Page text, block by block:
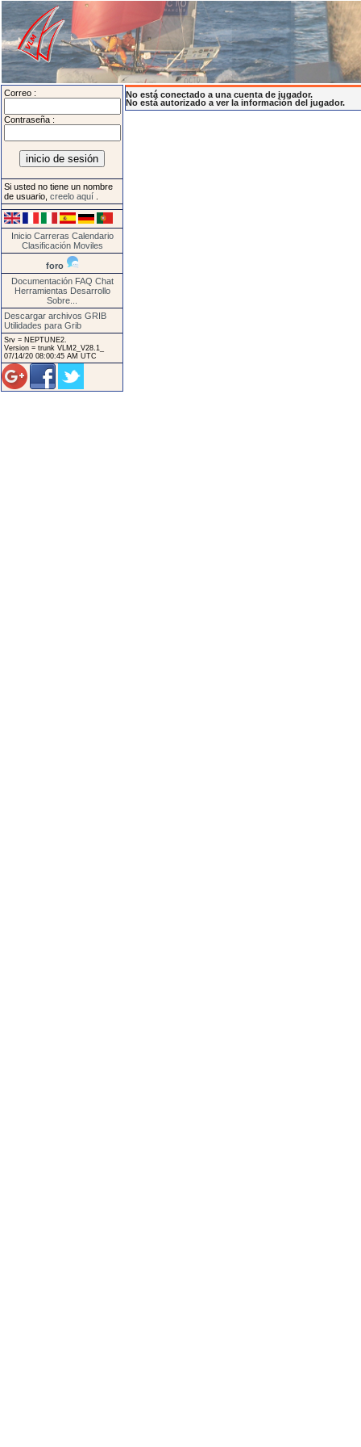
Correo :
Contraseña :
Si usted no tiene un nombre
de usuario, creelo aquí
Inicio Carreras Calendario
Clasificación Moviles
foro
Documentación FAQ Chat
Herramientas Desarrollo
Sobre...
Descargar archivos GRIB
Utilidades para Grib
Srv = NEPTUNE2.
Version = trunk VLM2_V28.1_
07/14/20 08:00:45 AM UTC
No está conectado a una cuenta de jugador.
No está autorizado a ver la información del jugador.